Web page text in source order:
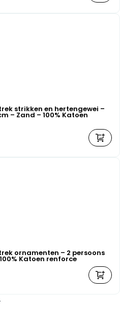
strikken en hertengewei –
– Zand – 100% Katoen
ornamenten – 2 persoons
Katoen renforce